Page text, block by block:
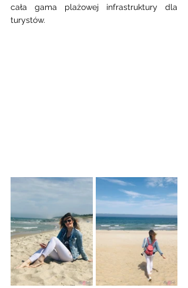
cała gama plażowej infrastruktury dla
turystów.